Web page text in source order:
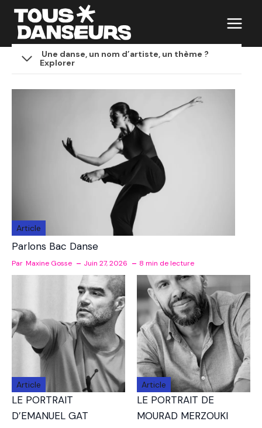
Aller
contenu
Une danse, un nom d’artiste, un thème ?
Explorer
Article
Parlons Bac Danse
Par Maxine Gosse Juin 27, 2026 8 min de lecture
Article
LE PORTRAIT
D’EMANUEL GAT
Article
LE PORTRAIT DE
MOURAD MERZOUKI